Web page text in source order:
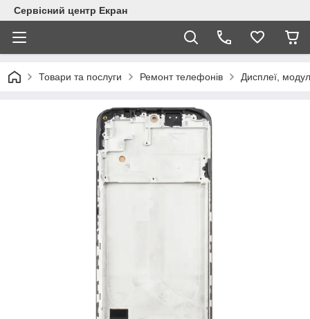
Сервісний центр Екран
Товари та послуги Ремонт телефонів Дисплеї,